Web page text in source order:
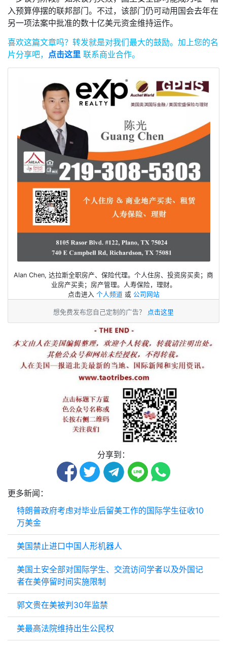
入预算停摆的联邦部门。不过，该部门仍可动用国会去年在
另一项法案中批准的数十亿美元资金维持运作。
喜欢这篇文章吗？ 转发就是对我们最大的鼓励。 加上您的名
片分享吧， 点击这里 联系商业合作。
Alan Chen, 达拉斯全职房产、保险代理。个人住房、投资房买卖；商
业房产买卖；房产管理。人寿保险，理财。
点击进入 个人频道 或 公司网站
想免费发布您自己定制的广告？ 点击这里
分享到：
更多新闻：
特朗普政府考虑对毕业后留美工作的国际学生征收10
万美金
美国禁止进口中国人形机器人
美国土安全部对国际学生、交流访问学者以及外国记
者在美停留时间实施限制
郭文贵在美被判30年监禁
美最高法院维持出生公民权